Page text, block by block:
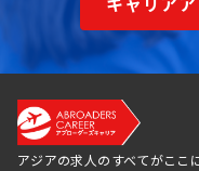
アジアの求人のすべてがここに